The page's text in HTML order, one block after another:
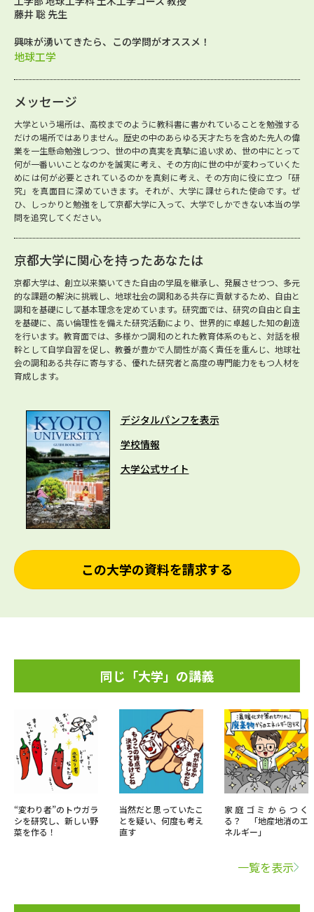
藤井 聡 先生
興味が湧いてきたら、この学問がオススメ！
地球工学
メッセージ
大学という場所は、高校までのように教科書に書かれていることを勉強する
だけの場所ではありません。歴史の中のあらゆる天才たちを含めた先人の偉
業を一生懸命勉強しつつ、世の中の真実を真摯に追い求め、世の中にとって
何が一番いいことなのかを誠実に考え、その方向に世の中が変わっていくた
めには何が必要とされているのかを真剣に考え、その方向に役に立つ「研
究」を真面目に深めていきます。それが、大学に課せられた使命です。ぜ
ひ、しっかりと勉強をして京都大学に入って、大学でしかできない本当の学
問を追究してください。
京都大学に関心を持ったあなたは
京都大学は、創立以来築いてきた自由の学風を継承し、発展させつつ、多元
的な課題の解決に挑戦し、地球社会の調和ある共存に貢献するため、自由と
調和を基礎にして基本理念を定めています。研究面では、研究の自由と自主
を基礎に、高い倫理性を備えた研究活動により、世界的に卓越した知の創造
を行います。教育面では、多様かつ調和のとれた教育体系のもと、対話を根
幹として自学自習を促し、教養が豊かで人間性が高く責任を重んじ、地球社
会の調和ある共存に寄与する、優れた研究者と高度の専門能力をもつ人材を
育成します。
デジタルパンフを表示
学校情報
大学公式サイト
この大学の資料を請求する
同じ「大学」の講義
“変わり者”のトウガラ
シを研究し、新しい野
菜を作る！
当然だと思っていたこ
とを疑い、何度も考え
直す
家庭ゴミからつく
る？ 「地産地消のエ
ネルギー」
一覧を表示